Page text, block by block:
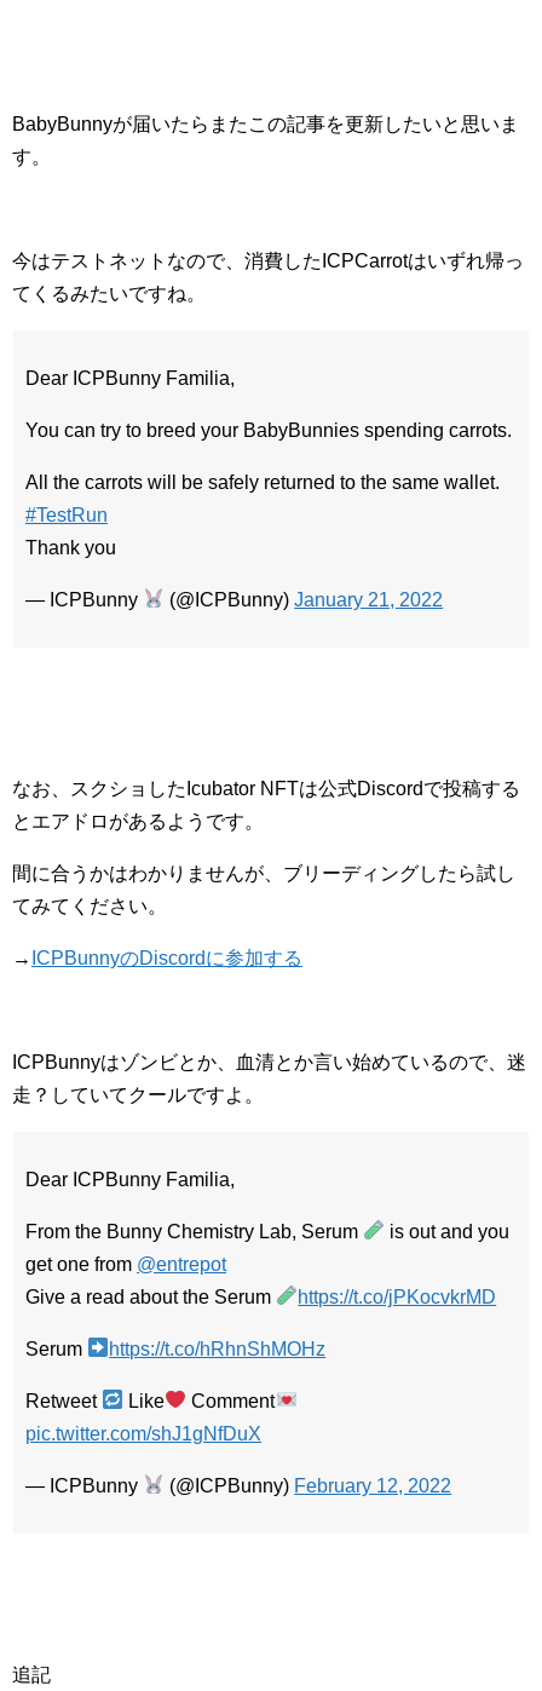
BabyBunnyが届いたらまたこの記事を更新したいと思いま
す。
今はテストネットなので、消費したICPCarrotはいずれ帰っ
てくるみたいですね。
Dear ICPBunny Familia,
You can try to breed your BabyBunnies spending carrots.
All the carrots will be safely returned to the same wallet.
#TestRun
Thank you
— ICPBunny (@ICPBunny)January 21, 2022
なお、スクショしたIcubator NFTは公式Discordで投稿する
とエアドロがあるようです。
間に合うかはわかりませんが、ブリーディングしたら試し
てみてください。
→ ICPBunnyのDiscordに参加する
ICPBunnyはゾンビとか、血清とか言い始めているので、迷
走？していてクールですよ。
Dear ICPBunny Familia,
From the Bunny Chemistry Lab, Serum
is out and you
get one from @entrepot
Give a read about the Serum
https://t.co/jPKocvkrMD
Serum https://t.co/hRhnShMOHz
Retweet Like
Comment
pic.twitter.com/shJ1gNfDuX
— ICPBunny (@ICPBunny) February 12, 2022
追記